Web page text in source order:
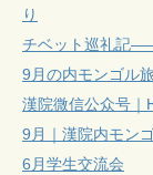
り
チベット巡礼記
9月の内モンゴル
漢院微信公众号
9月｜漢院内モン
6月学生交流会